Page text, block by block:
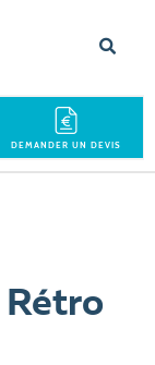
DEMANDER UN DEVIS